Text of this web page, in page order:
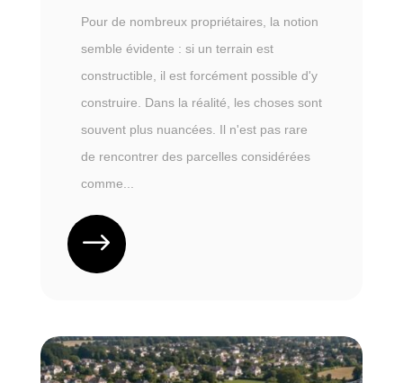
Pour de nombreux propriétaires, la notion
semble évidente : si un terrain est
constructible, il est forcément possible d'y
construire. Dans la réalité, les choses sont
souvent plus nuancées. Il n'est pas rare
de rencontrer des parcelles considérées
comme...